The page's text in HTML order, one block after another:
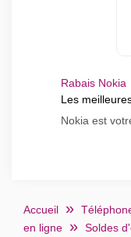
Rabais Nokia
Les
Nokia est
Accueil
en ligne
Soldes